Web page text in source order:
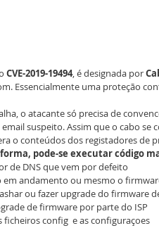
CVE-2019-19494, é designada por
Essencialmente uma proteção
o atacante só precisa de
email suspeito. Assim que o cabo
o conteúdos dos registadores
pode-se executar código
de DNS que vem por defeito
em andamento ou mesmo o
ou fazer upgrade do firmware
de firmware por parte do ISP
config  e as configuraçoes